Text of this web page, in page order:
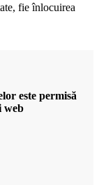
fie înlocuirea
este permisă
web